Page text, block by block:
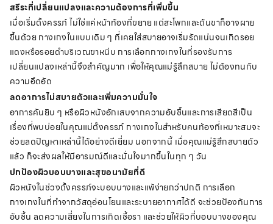
สรีระที่เปลี่ยนแปลงและความต้องการที่เพิ่มขึ้น
เมื่อเริ่มตั้งครรภ์ ไม่ใช่แค่หน้าท้องที่ขยาย แต่สะโพกและต้นขาก็อาจผาย
ขึ้นด้วย กางเกงในแบบเดิม ๆ ที่เคยใส่สบายอาจเริ่มรัดแน่นจนเกิดรอย
แดงหรือรอยดำบริเวณขาหนีบ การเลือกกางเกงในที่รองรับการ
เปลี่ยนแปลงเหล่านี้จึงสำคัญมาก เพื่อให้คุณแม่รู้สึกสบาย ไม่ต้องทนกับ
ความอึดอัด
ลดอาการไม่สบายตัวและเพิ่มความมั่นใจ
อาการคันยิบ ๆ หรือผิวหนังอักเสบจากความอับชื้นและการเสียดสีเป็น
เรื่องที่พบบ่อยในคุณแม่ตั้งครรภ์ กางเกงในสำหรับคนท้องที่เหมาะสมจะ
ช่วยลดปัญหาเหล่านี้ได้อย่างดีเยี่ยม นอกจากนี้ เมื่อคุณแม่รู้สึกสบายตัว
แล้ว ก็จะส่งผลให้มีอารมณ์ดีและมั่นใจมากขึ้นในทุก ๆ วัน
ปกป้องผิวบอบบางและสุขอนามัยที่ดี
ผิวหนังในช่วงตั้งครรภ์จะบอบบางและแพ้ง่ายกว่าปกติ การเลือก
กางเกงในที่ทำจากวัสดุอ่อนโยนและระบายอากาศได้ดี จะช่วยป้องกันการ
อับชื้น ลดความเสี่ยงในการเกิดเชื้อรา และช่วยให้ผิวที่บอบบางของคุณ